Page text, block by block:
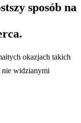
sposób na
okazjach takich
nie widzianymi